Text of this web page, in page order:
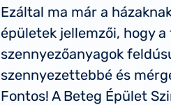
Ezáltal ma már a
épületek jellemzői, hogy
szennyezőanyagok
szennyezettebbé és
Fontos! A Beteg Épület